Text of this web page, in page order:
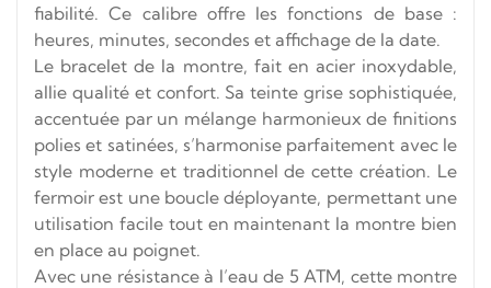
fiabilité. Ce calibre offre les fonctions de base :
heures, minutes, secondes et affichage de la date.
Le bracelet de la montre, fait en acier inoxydable,
allie qualité et confort. Sa teinte grise sophistiquée,
accentuée par un mélange harmonieux de finitions
polies et satinées, s’harmonise parfaitement avec le
style moderne et traditionnel de cette création. Le
fermoir est une boucle déployante, permettant une
utilisation facile tout en maintenant la montre bien
en place au poignet.
Avec une résistance à l’eau de 5 ATM, cette montre